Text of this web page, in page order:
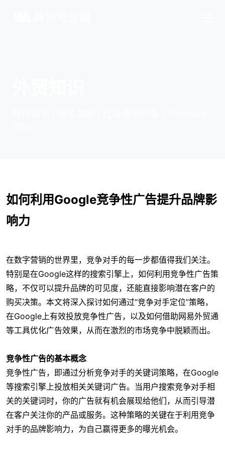
如何利用Google竞争性广告提升品牌影
响力
在数字营销的世界里，竞争对手的每一步都值得我们关注。
特别是在Google这样的搜索引擎上，如何利用竞争性广告策
略，不仅可以提升品牌的可见度，还能直接影响潜在客户的
购买决策。本文将深入探讨如何通过“竞争对手定位”策略，
在Google上有效投放竞争性广告，以及如何借助网易外贸通
等工具优化广告效果，从而在激烈的市场竞争中脱颖而出。
竞争性广告的基本概念
竞争性广告，即通过分析竞争对手的关键词策略，在Google
等搜索引擎上投放相关关键词广告。当用户搜索竞争对手相
关的关键词时，你的广告就有机会展现给他们，从而引导潜
在客户关注你的产品或服务。这种策略的关键在于利用竞争
对手的品牌影响力，为自己赢得更多的曝光机会。